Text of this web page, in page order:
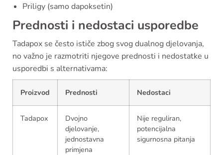
Priligy (samo dapoksetin)
Prednosti i nedostaci usporedbe
Tadapox se često ističe zbog svog dualnog djelovanja,
no važno je razmotriti njegove prednosti i nedostatke u
usporedbi s alternativama:
Proizvod Prednosti Nedostaci
Tadapox
Dvojno
djelovanje,
jednostavna
primjena
Nije reguliran,
potencijalna
sigurnosna pitanja